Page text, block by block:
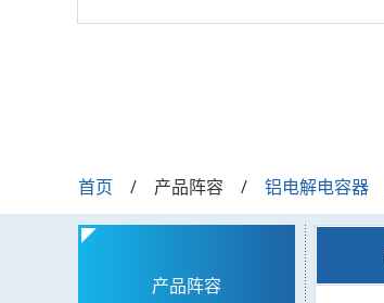
首页 产品阵容 铝电解电容器
产品阵容